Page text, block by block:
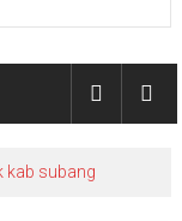
kab subang